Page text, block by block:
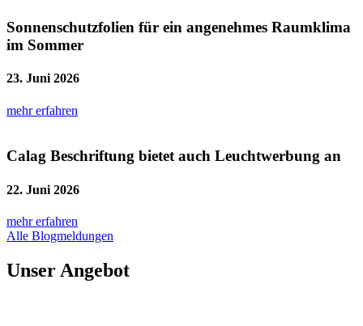
Sonnenschutzfolien für ein angenehmes Raumklima
im Sommer
23. Juni 2026
mehr erfahren
Calag Beschriftung bietet auch Leuchtwerbung an
22. Juni 2026
mehr erfahren
Alle Blogmeldungen
Unser Angebot